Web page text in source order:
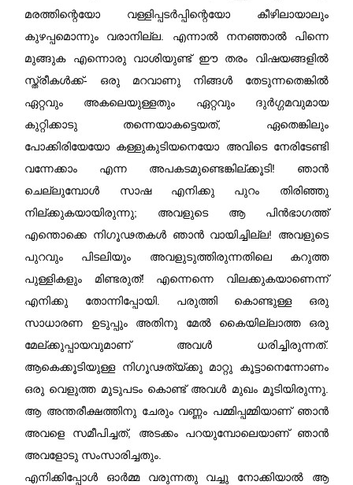
മരത്തിന്റെയോ വള്ളിപ്പടർപ്പിന്റെയോ കീഴിലായാലും
കുഴപ്പമൊന്നും വരാനില്ല. എന്നാൽ നനഞ്ഞാൽ പിന്നെ
മുങ്ങുക എന്നൊരു വാശിയുണ്ട് ഈ തരം വിഷയങ്ങളിൽ
സ്ത്രീകൾക്ക്- ഒരു മറവാണു നിങ്ങൾ തേടുന്നതെങ്കിൽ
ഏറ്റവും അകലെയുള്ളതും ഏറ്റവും ദുർഗ്ഗമവുമായ
കുറ്റിക്കാടു തന്നെയാകട്ടെയത്, ഏതെങ്കിലും
പോക്കിരിയേയോ കള്ളുകുടിയനെയോ അവിടെ നേരിടേണ്ടി
വന്നേക്കാം എന്ന അപകടമുണ്ടെങ്കില്ക്കൂടി! ഞാൻ
ചെല്ലുമ്പോൾ സാഷ എനിക്കു പുറം തിരിഞ്ഞു
നില്ക്കുകയായിരുന്നു; അവളുടെ ആ പിൻഭാഗത്ത്
എന്തൊക്കെ നിഗൂഢതകൾ ഞാൻ വായിച്ചില്ല! അവളുടെ
പുറവും പിടലിയും അവളുടുത്തിരുന്നതിലെ കറുത്ത
പുള്ളികളും മിണ്ടരുത്! എന്നെന്നെ വിലക്കുകയാണെന്ന്
എനിക്കു തോന്നിപ്പോയി. പരുത്തി കൊണ്ടുള്ള ഒരു
സാധാരണ ഉടുപ്പും അതിനു മേൽ കൈയില്ലാത്ത ഒരു
മേല്ക്കുപ്പായവുമാണ്‌ അവൾ ധരിച്ചിരുന്നത്.
ആകെക്കൂടിയുള്ള നിഗൂഢത്യ്ക്കു മാറ്റു കൂട്ടാനെന്നോണം
ഒരു വെളുത്ത മൂടുപടം കൊണ്ട് അവൾ മുഖം മൂടിയിരുന്നു.
ആ അന്തരീക്ഷത്തിനു ചേരും വണ്ണം പമ്മിപ്പമ്മിയാണ്‌ ഞാൻ
അവളെ സമീപിച്ചത്, അടക്കം പറയുമ്പോലെയാണ്‌ ഞാൻ
അവളോടു സംസാരിച്ചതും.
എനിക്കിപ്പോൾ ഓർമ്മ വരുന്നതു വച്ചു നോക്കിയാൽ ആ